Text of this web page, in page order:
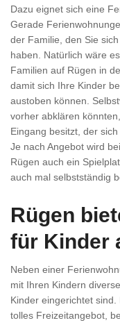
Dazu eignet sich eine
Gerade
der Familie, den Sie
haben. Natürlich wäre
Familien auf Rügen in
damit sich Ihre Kinder
austoben können.
vorher abklären
Eingang besitzt, der
Je nach Angebot wird
Rügen auch ein
auch mal selbstständig
Rügen
für Kinder
Neben einer
mit Ihren Kindern
Kinder eingerichtet
tolles Freizeitangebot,